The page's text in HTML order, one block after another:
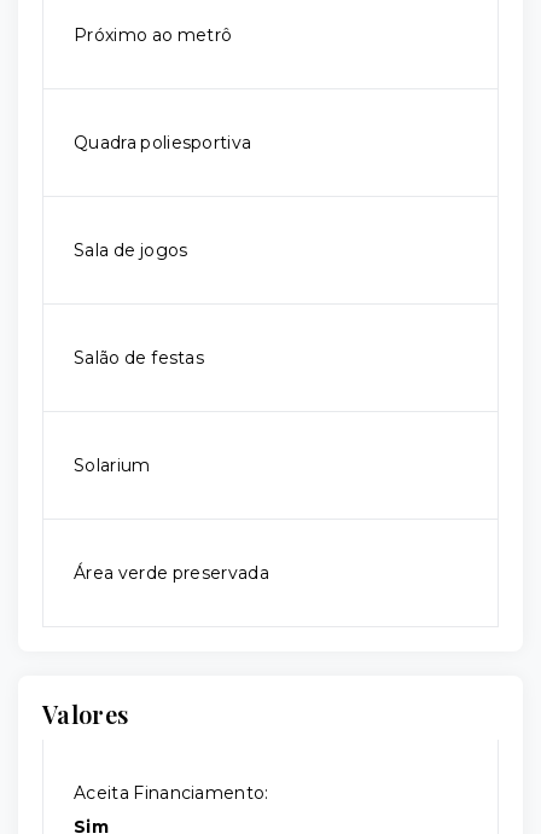
Próximo ao metrô
Quadra poliesportiva
Sala de jogos
Salão de festas
Solarium
Área verde preservada
Valores
Aceita Financiamento:
Sim